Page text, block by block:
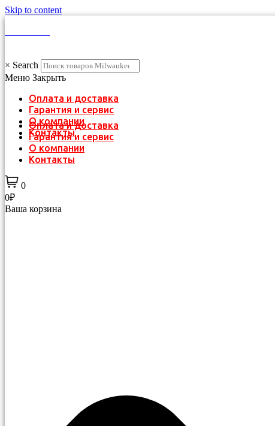
Skip to content
× Search
Меню Закрыть
Оплата и доставка
Гарантия и сервис
О компании
Контакты
Оплата и доставка
Гарантия и сервис
О компании
Контакты
0
0₽
Ваша корзина